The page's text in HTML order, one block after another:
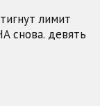
лимит
снова. девять